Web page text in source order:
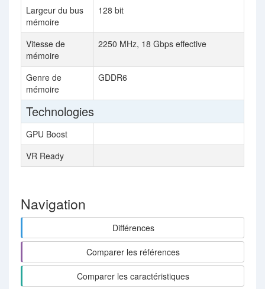
Largeur du bus
mémoire
128 bit
Vitesse de
mémoire
2250 MHz, 18 Gbps effective
Genre de
mémoire
GDDR6
Technologies
GPU Boost
VR Ready
Navigation
Différences
Comparer les références
Comparer les caractéristiques